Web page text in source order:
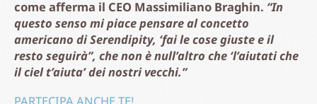
come afferma il CEO Massimiliano Braghin. “In
questo senso mi piace pensare al concetto
americano di Serendipity, ‘fai le cose giuste e il
resto seguirà”, che non è null’altro che ‘l’aiutati che
il ciel t’aiuta’ dei nostri vecchi.”